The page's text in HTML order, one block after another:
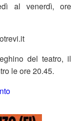
al venerdì, ore
del teatro, il
le ore 20.45.